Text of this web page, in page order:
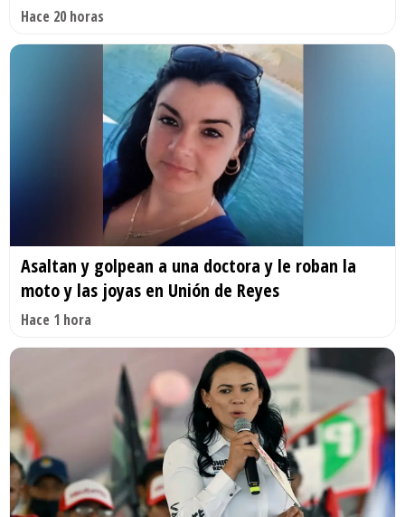
Hace 20 horas
Asaltan y golpean a una doctora y le roban la
moto y las joyas en Unión de Reyes
Hace 1 hora